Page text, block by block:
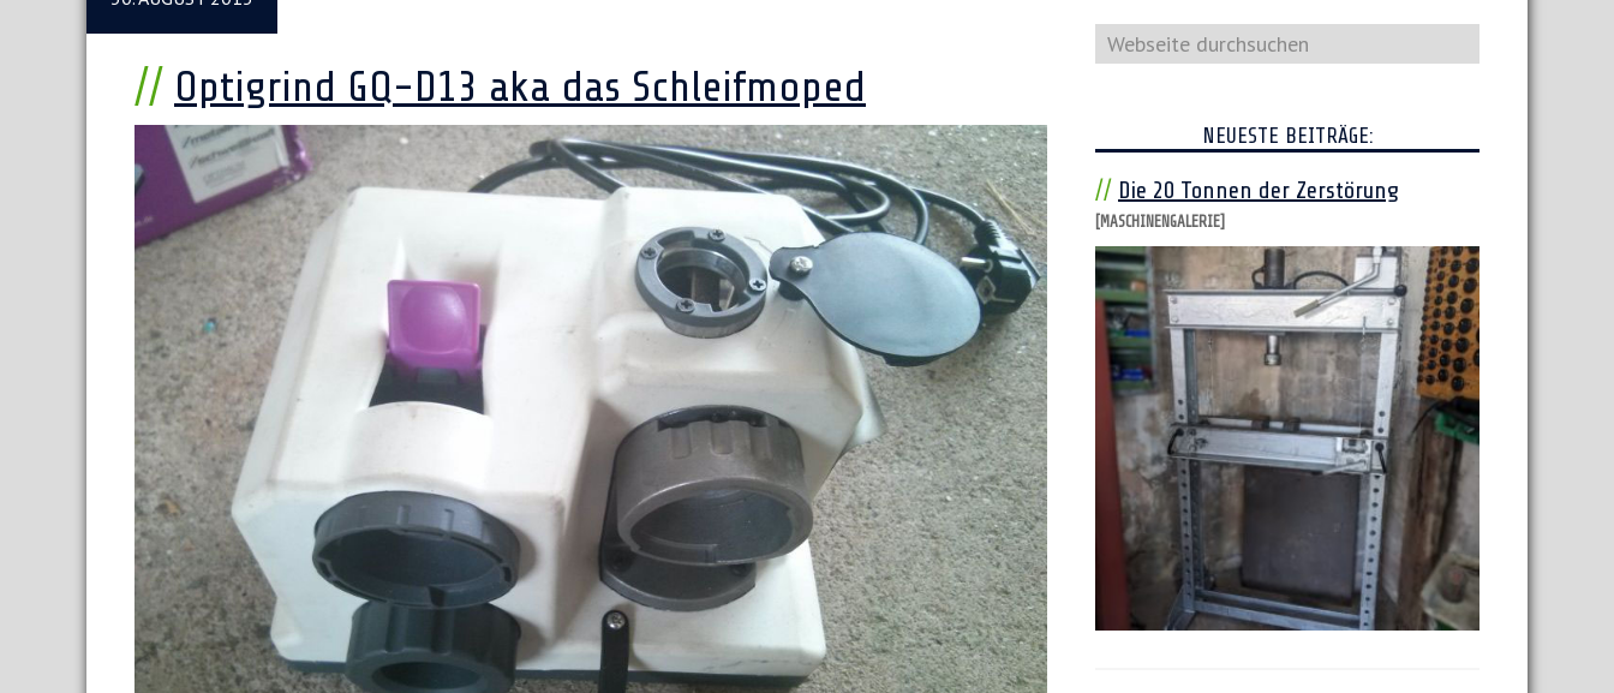
Optigrind GQ-D13 aka das Schleifmoped
Webseite
durchsuchen
NEUESTE BEITRÄGE:
Die 20 Tonnen der Zerstörung
[MASCHINENGALERIE]